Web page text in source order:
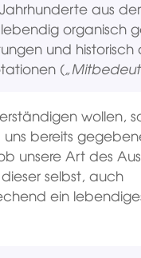
aus
organisch
und
(
wollen,
bereits
unsere Art des
selbst, auch
ein